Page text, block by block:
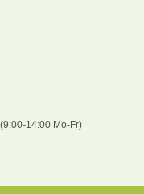
14:00 Mo-Fr)